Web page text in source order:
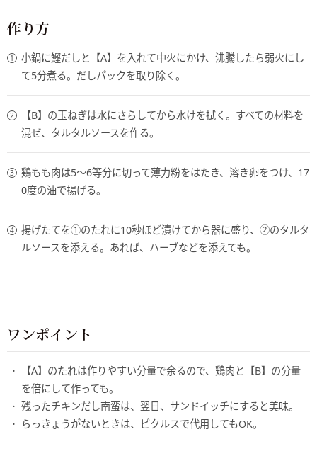
作り方
小鍋に鰹だしと【A】を入れて中火にかけ、沸騰したら弱火にし
て5分煮る。だしパックを取り除く。
【B】の玉ねぎは水にさらしてから水けを拭く。すべての材料を
混ぜ、タルタルソースを作る。
鶏もも肉は5～6等分に切って薄力粉をはたき、溶き卵をつけ、17
0度の油で揚げる。
揚げたてを①のたれに10秒ほど漬けてから器に盛り、②のタルタ
ルソースを添える。あれば、ハーブなどを添えても。
ワンポイント
【A】のたれは作りやすい分量で余るので、鶏肉と【B】の分量
を倍にして作っても。
残ったチキンだし南蛮は、翌日、サンドイッチにすると美味。
らっきょうがないときは、ピクルスで代用してもOK。